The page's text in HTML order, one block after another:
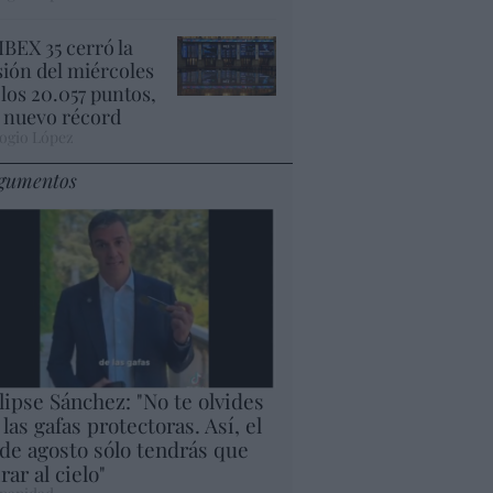
35 cerró la
del miércoles
20.057 puntos,
récord
Sánchez: "No te olvides
gafas protectoras. Así, el
agosto sólo tendrás que
al cielo"